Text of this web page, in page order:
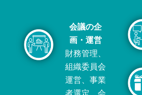
会議の企
画・運営​
財務管理、
組織委員会
運営、事業